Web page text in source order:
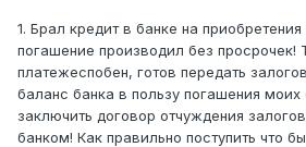
1. Брал кредит в банке на
погашение производил без просрочек!
платежеспобен, готов передать
баланс банка в пользу погашения моих
заключить договор отчуждения
банком! Как правильно поступить что